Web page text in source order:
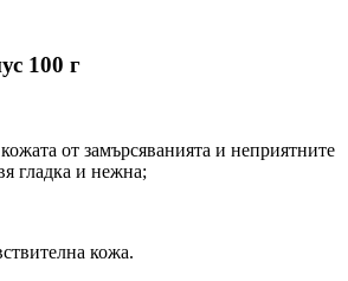
100 г
от замърсяванията и неприятните
гладка и нежна;
кожа.